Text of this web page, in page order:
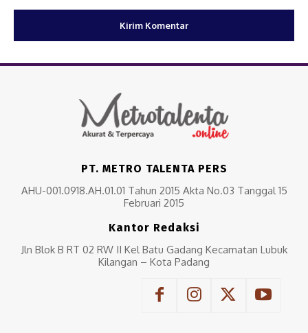
PT. METRO TALENTA PERS
AHU-001.0918.AH.01.01 Tahun 2015 Akta No.03 Tanggal 15
Februari 2015
Kantor Redaksi
Jln Blok B RT 02 RW II Kel Batu Gadang Kecamatan Lubuk
Kilangan – Kota Padang